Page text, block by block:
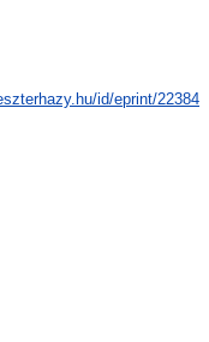
id/eprint/22384